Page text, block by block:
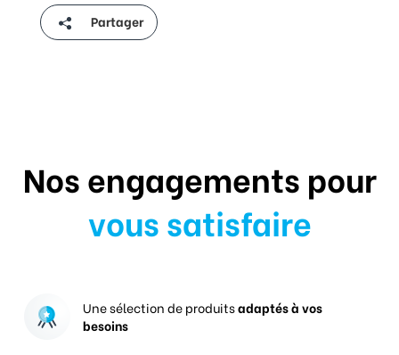
Partager
Nos engagements pour
vous satisfaire
Une sélection de produitsadaptés à vos
besoins